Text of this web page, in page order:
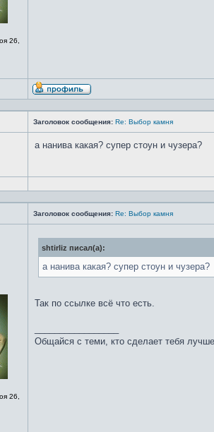
26,
Заголовок сообщения: Re: Выбор камня
а нанива какая? супер стоун и чузера?
Заголовок сообщения: Re: Выбор камня
26,
shtirliz писал(а):
а нанива какая? супер стоун и чузера?
Так по ссылке всё что есть.
Общайся с теми, кто сделает тебя